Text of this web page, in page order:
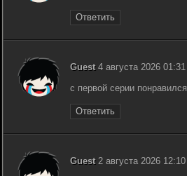
Ответить
Guest4 августа 2026
с первой серии
Ответить
Guest2 августа 2026